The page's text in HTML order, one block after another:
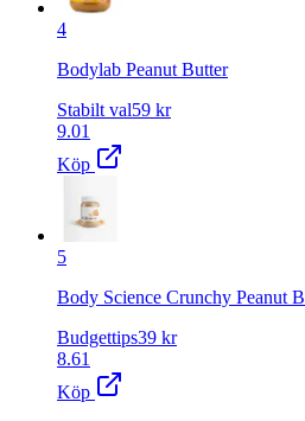
4
Bodylab Peanut Butter
Stabilt val59 kr
9.01
Köp
5
Body Science Crunchy Peanut
Budgettips39 kr
8.61
Köp